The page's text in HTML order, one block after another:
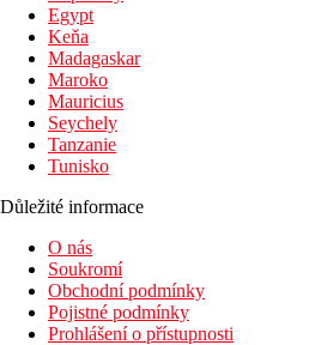
Pláž
Lehátka na pláži za poplatek
Slunečníky na pláži za poplatek
Plážová dovolená
Bazény
Lehátka a slunečníky u bazénu zdarma
Dětský bazén
Bar u bazénu
brouzdaliště
Egypt
Keňa
Madagaskar
Maroko
Mauricius
Seychely
Tanzanie
Tunisko
Důležité informace
O nás
Soukromí
Obchodní podmínky
Pojistné podmínky
Prohlášení o přístupnosti